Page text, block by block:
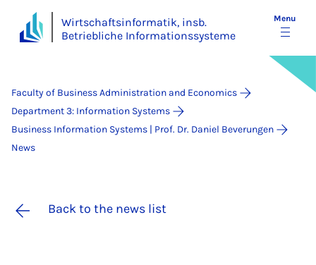
Wirtschaftsinformatik, insb.
Betriebliche Informationssysteme
Menu
Faculty of Business Administration and Economics
Department 3: Information Systems
Business Information Systems | Prof. Dr. Daniel Beverungen
News
Back to the news list